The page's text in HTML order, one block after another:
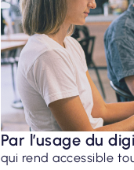
Par l’usage du
qui rend accessible